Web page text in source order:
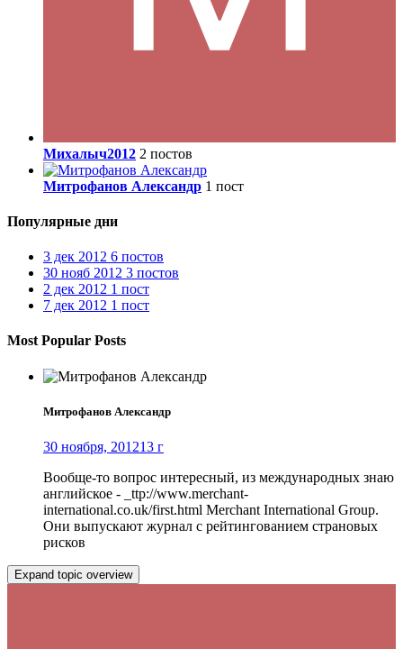
Михалыч2012 2 постов
Митрофанов Александр 1 пост
Популярные дни
3 дек 2012 6 постов
30 нояб 2012 3 постов
2 дек 2012 1 пост
7 дек 2012 1 пост
Most Popular Posts
Митрофанов Александр
30 ноября, 201213 г
Вообще-то вопрос интересный, из международных знаю
английское - _ttp://www.merchant-
international.co.uk/first.html Merchant International Group.
Они выпускают журнал с рейтингованием страновых
рисков
Expand topic overview